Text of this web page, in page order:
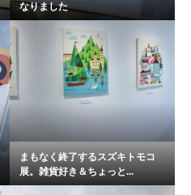
なりました
まもなく終了するスズキトモコ
展。雑貨好き＆ちょっと...